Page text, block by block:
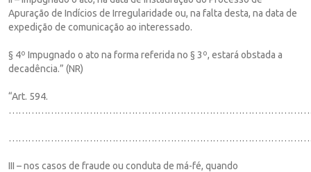
Apuração de Indícios de Irregularidade ou, na falta desta, na data de
expedição de comunicação ao interessado.
§ 4º Impugnado o ato na forma referida no § 3º, estará obstada a
decadência.” (NR)
“Art. 594.
III – nos casos de fraude ou conduta de má-fé, quando